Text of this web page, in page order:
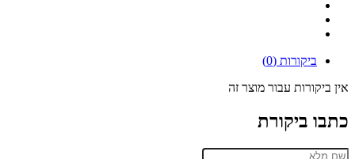
ביקורות (0)
אין ביקורות עבור מוצר זה
כתבו ביקורת